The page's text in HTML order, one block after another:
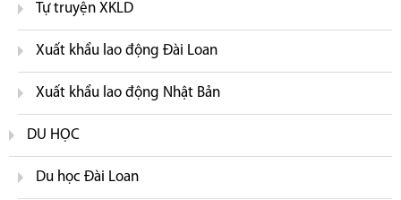
Tự truyện XKLD
Xuất khẩu lao động Đài Loan
Xuất khẩu lao động Nhật Bản
DU HỌC
Du học Đài Loan